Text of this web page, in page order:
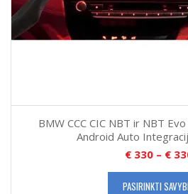
BMW CCC CIC NBT ir NBT
Android Auto
€ 330 – €
PASIRINKTI